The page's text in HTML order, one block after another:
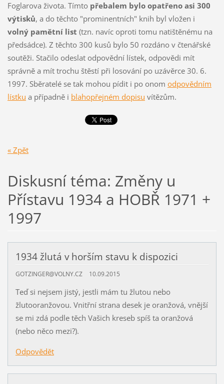
Foglarova života. Tímto přebalem bylo opatřeno asi 300
výtisků, a do těchto "prominentních" knih byl vložen i
volný pamětní list (tzn. navíc oproti tomu natištěnému na
předsádce). Z těchto 300 kusů bylo 50 rozdáno v čtenářské
soutěži. Stačilo odeslat odpovědní lístek, odpovědi mít
správně a mít trochu štěstí při losování po uzávěrce 30. 6.
1997. Sběratelé se tak mohou pídit i po onom odpovědním
lístku a případně i blahopřejném dopisu vítězům.
« Zpět
Diskusní téma: Změny u
Přístavu 1934 a HOBŘ 1971 +
1997
1934 žlutá v horším stavu k dispozici
GOTZINGER@VOLNY.CZ 10.09.2015
Teď si nejsem jistý, jestli mám tu žlutou nebo
žlutooranžovou. Vnitřní strana desek je oranžová, vnější
se mi zdá podle těch Vašich kreseb spíš ta oranžová
(nebo něco mezi?).
Odpovědět